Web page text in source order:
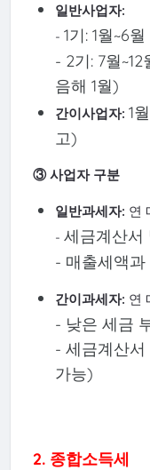
일반사업자:
- 1기: 1월~6
- 2기: 7월
음해 1월)
간이사업자: 1
고)
③사업자 구분
일반과세자: 연
- 세금계산서
- 매출세액
간이과세자: 연
- 낮은 세금
- 세금계산
가능)
2. 종합소득세